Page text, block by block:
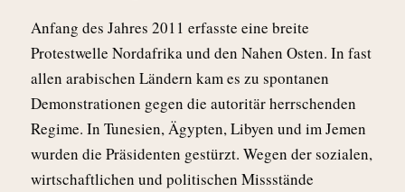
Anfang des Jahres 2011 erfasste eine breite
Protestwelle Nordafrika und den Nahen Osten. In fast
allen arabischen Ländern kam es zu spontanen
Demonstrationen gegen die autoritär herrschenden
Regime. In Tunesien, Ägypten, Libyen und im Jemen
wurden die Präsidenten gestürzt. Wegen der sozialen,
wirtschaftlichen und politischen Missstände